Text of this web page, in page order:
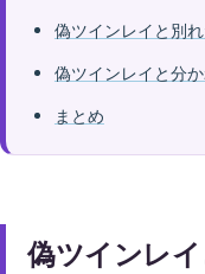
偽ツインレイと別
偽ツインレイと分
まとめ
偽ツインレ